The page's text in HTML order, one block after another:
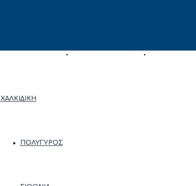
ΧΑΛΚΙΔΙΚΉ
ΠΟΛΎΓΥΡΟΣ